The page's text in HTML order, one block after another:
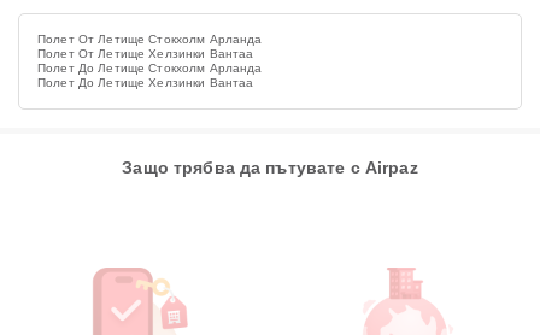
Полет От Летище Стокхолм Арланда
Полет От Летище Хелзинки Вантаа
Полет До Летище Стокхолм Арланда
Полет До Летище Хелзинки Вантаа
Защо трябва да пътувате с Airpaz